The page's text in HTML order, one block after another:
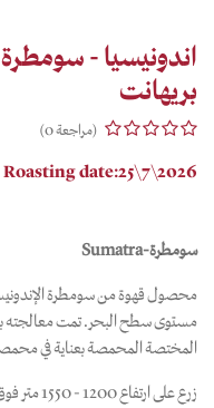
بريهانت
(مراجعة 0)
Roasting date:25\7\2026
سومطرة-Sumatra
مستوى سطح البحر. تمت معالجته
المختصة المحمصة بعناية في
زرع على